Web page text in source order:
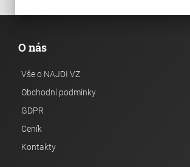
O nás
Vše o NAJDI VZ
Obchodní podmínky
GDPR
Ceník
Kontakty